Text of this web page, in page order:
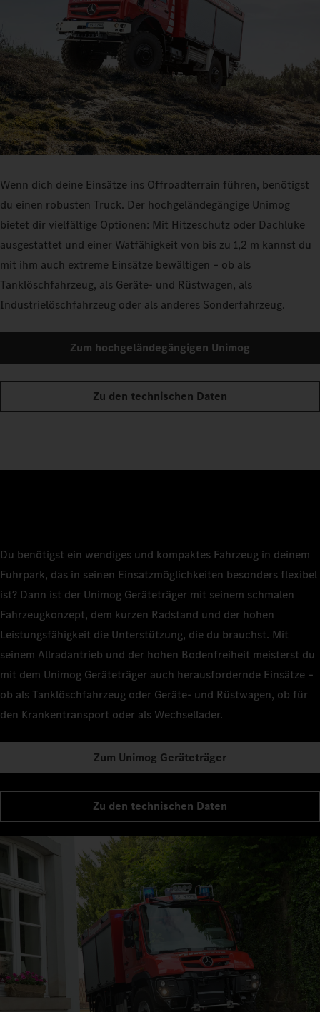
Wenn dich deine Einsätze ins Offroadterrain führen, benötigst
du einen robusten Truck. Der hochgeländegängige Unimog
bietet dir vielfältige Optionen: Mit Hitzeschutz oder Dachluke
ausgestattet und einer Watfähigkeit von bis zu 1,2 m kannst du
mit ihm auch extreme Einsätze bewältigen – ob als
Tanklöschfahrzeug, als Geräte- und Rüstwagen, als
Industrielöschfahrzeug oder als anderes Sonderfahrzeug.
Zum hochgeländegängigen Unimog
Zu den technischen Daten
Du benötigst ein wendiges und kompaktes Fahrzeug in deinem
Fuhrpark, das in seinen Einsatzmöglichkeiten besonders flexibel
ist? Dann ist der Unimog Geräteträger mit seinem schmalen
Fahrzeugkonzept, dem kurzen Radstand und der hohen
Leistungsfähigkeit die Unterstützung, die du brauchst. Mit
seinem Allradantrieb und der hohen Bodenfreiheit meisterst du
mit dem Unimog Geräteträger auch herausfordernde Einsätze –
ob als Tanklöschfahrzeug oder Geräte- und Rüstwagen, ob für
den Krankentransport oder als Wechsellader.
Zum Unimog Geräteträger
Zu den technischen Daten